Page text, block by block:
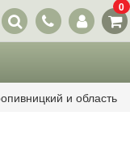
Наши
контакты
0
и область